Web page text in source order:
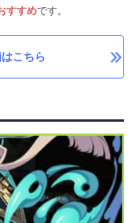
すすめです。
こちら